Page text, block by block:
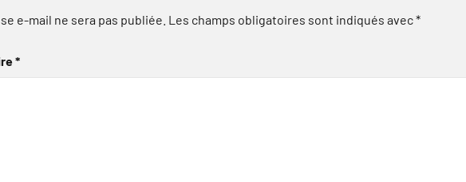
e-mail ne sera pas publiée. Les champs obligatoires sont indiqués avec*
*